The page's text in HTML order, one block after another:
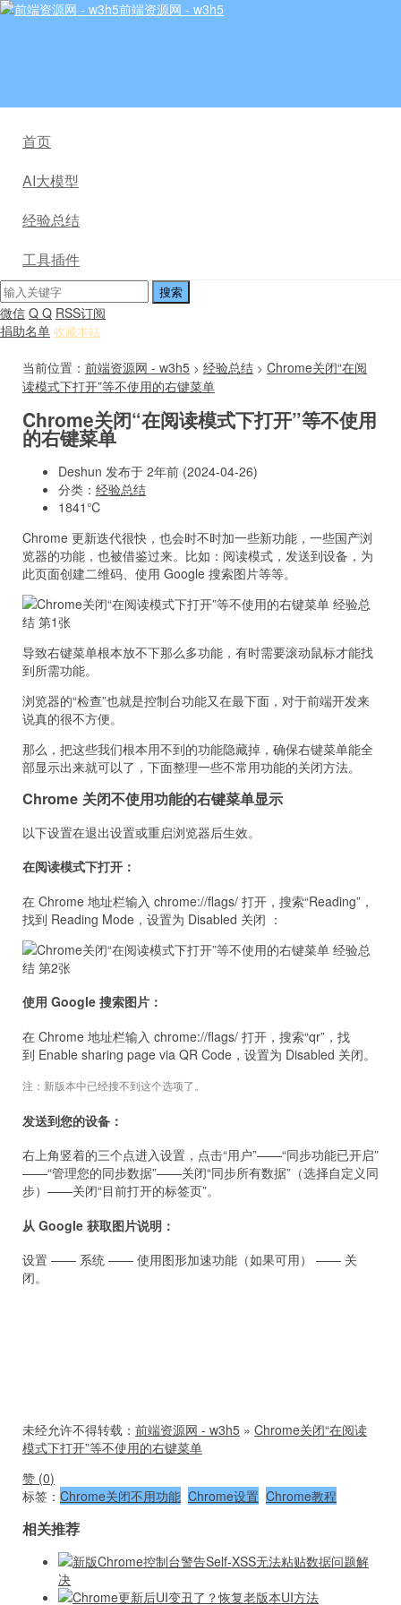
前端资源网 - w3h5
首页
AI大模型
经验总结
工具插件
微信 Q Q RSS订阅
捐助名单 收藏本站
当前位置： 前端资源网 - w3h5 > 经验总结 > Chrome关闭“在阅
读模式下打开”等不使用的右键菜单
Chrome关闭“在阅读模式下打开”等不使用
的右键菜单
Deshun 发布于 2年前 (2024-04-26)
分类： 经验总结
1841℃
Chrome 更新迭代很快，也会时不时加一些新功能，一些国产浏
览器的功能，也被借鉴过来。比如：阅读模式，发送到设备，为
此页面创建二维码、使用 Google 搜索图片等等。
导致右键菜单根本放不下那么多功能，有时需要滚动鼠标才能找
到所需功能。
浏览器的“检查”也就是控制台功能又在最下面，对于前端开发来
说真的很不方便。
那么，把这些我们根本用不到的功能隐藏掉，确保右键菜单能全
部显示出来就可以了，下面整理一些不常用功能的关闭方法。
Chrome 关闭不使用功能的右键菜单显示
以下设置在退出设置或重启浏览器后生效。
在阅读模式下打开：
在 Chrome 地址栏输入 chrome://flags/ 打开，搜索“Reading”，
找到 Reading Mode，设置为 Disabled 关闭 ：
使用 Google 搜索图片：
在 Chrome 地址栏输入 chrome://flags/ 打开，搜索“qr”，找
到 Enable sharing page via QR Code，设置为 Disabled 关闭。
注：新版本中已经搜不到这个选项了。
发送到您的设备：
右上角竖着的三个点进入设置，点击“用户”——“同步功能已开启”
——“管理您的同步数据”——关闭“同步所有数据”（选择自定义同
步）——关闭“目前打开的标签页”。
从 Google 获取图片说明：
设置 —— 系统 —— 使用图形加速功能（如果可用） —— 关
闭。
未经允许不得转载： 前端资源网 - w3h5 » Chrome关闭“在阅读
模式下打开”等不使用的右键菜单
赞 (0)
标签： Chrome关闭不用功能 Chrome设置 Chrome教程
相关推荐
新版Chrome控制台警告Self-XSS无法粘贴数据问题解
决
Chrome更新后UI变丑了？恢复老版本UI方法